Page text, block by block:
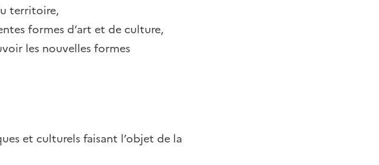
territoire,
formes d’art et de culture,
les nouvelles formes
et culturels faisant l’objet de la